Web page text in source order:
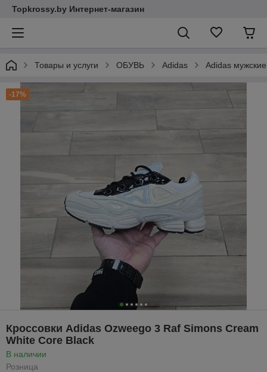
Topkrossy.by Интернет-магазин
Товары и услуги ОБУВЬ Adidas Adidas мужские
-17%
Кроссовки Adidas Ozweego 3 Raf Simons Cream
White Core Black
В наличии
Розница